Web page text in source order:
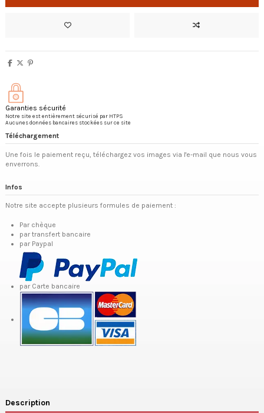
Garanties sécurité
Notre site est entièrement sécurisé par HTPS
Aucunes données bancaires stockées sur ce site
Téléchargement
Une fois le paiement reçu, téléchargez vos images via l'e-mail que nous vous
enverrons.
Infos
Notre site accepte plusieurs formules de paiement :
Par chèque
par transfert bancaire
par Paypal
par Carte bancaire
Description